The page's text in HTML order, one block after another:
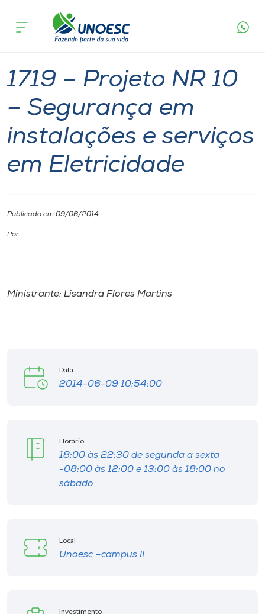
Cursos
Pesquisa
Atendimento ao Estudante
Portal de Ensino
I.nova
Museu
acontece
1719 – Projeto NR 10
– Segurança em
instalações e serviços
em Eletricidade
Publicado em 09/06/2014
Por
Ministrante: Lisandra Flores Martins
Data
2014-06-09 10:54:00
Horário
18:00 às 22:30 de segunda a sexta
-08:00 às 12:00 e 13:00 às 18:00 no
sábado
Local
Unoesc –campus II
Investimento